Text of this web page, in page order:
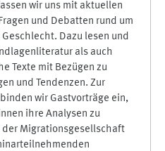
wir uns mit aktuellen
und Debatten rund um
Dazu lesen und
als auch
Texte mit Bezügen zu
und Tendenzen. Zur
wir Gastvorträge ein,
ihre Analysen zu
Migrationsgesellschaft